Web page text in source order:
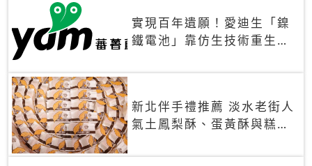
實現百年遺願！愛迪生「鎳
鐵電池」靠仿生技術重生
30年
新北伴手禮推薦 淡水老街人
氣土鳳梨酥、蛋黃酥與糕餅